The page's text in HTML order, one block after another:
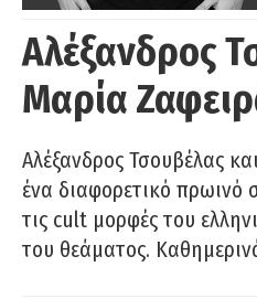
Αλέξανδρος
Μαρία
Αλέξανδρος Τσουβέλας
ένα διαφορετικό πρωινό
τις cult μορφές του
του θεάματος.